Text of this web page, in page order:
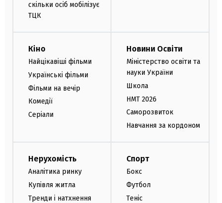
скільки осіб мобілізує
ТЦК
Кіно
Найцікавіші фільми
Українські фільми
Фільми на вечір
Комедії
Серіали
Новини Освіти
Міністерство освіти та
науки України
Школа
НМТ 2026
Саморозвиток
Навчання за кордоном
Нерухомість
Аналітика ринку
Купівля житла
Тренди і натхнення
Спорт
Бокс
Футбол
Теніс